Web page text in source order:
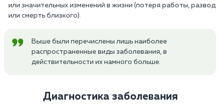
или значительных изменений в жизни (потеря работы, развод
или смерть близкого).
Выше были перечислены лишь наиболее
распространенные виды заболевания, в
действительности их намного больше.
Диагностика заболевания